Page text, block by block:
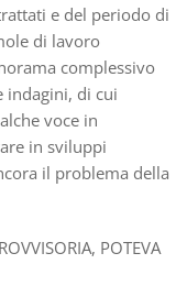
e del periodo di
di lavoro
complessivo
indagini, di cui
voce in
in sviluppi
il problema della
POTEVA